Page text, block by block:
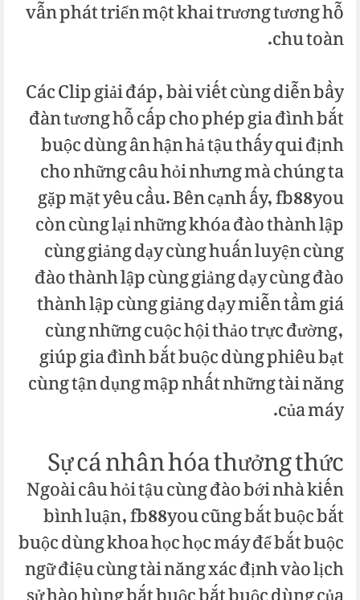
vẫn phát triển một khai trương tương hỗ
chu toàn.
Các Clip giải đáp, bài viết cùng diễn bầy
đàn tương hỗ cấp cho phép gia đình bắt
buộc dùng ân hận hả tậu thấy qui định
cho những câu hỏi nhưng mà chúng ta
gặp mặt yêu cầu. Bên cạnh ấy, fb88you
còn cùng lại những khóa đào thành lập
cùng giảng dạy cùng huấn luyện cùng
đào thành lập cùng giảng dạy cùng đào
thành lập cùng giảng dạy miễn tầm giá
cùng những cuộc hội thảo trực đường,
giúp gia đình bắt buộc dùng phiêu bạt
cùng tận dụng mập nhất những tài năng
của máy.
Sự cá nhân hóa thưởng thức
Ngoài câu hỏi tậu cùng đào bới nhà kiến
bình luận, fb88you cũng bắt buộc bắt
buộc dùng khoa học học máy để bắt buộc
ngữ điệu cùng tài năng xác định vào lịch